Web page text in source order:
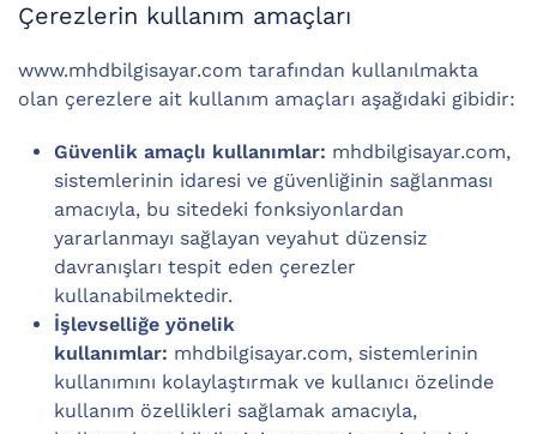
Çerezlerin kullanım amaçları
www.mhdbilgisayar.com tarafından kullanılmakta
olan çerezlere ait kullanım amaçları aşağıdaki gibidir:
Güvenlik amaçlı kullanımlar: mhdbilgisayar.com,
sistemlerinin idaresi ve güvenliğinin sağlanması
amacıyla, bu sitedeki fonksiyonlardan
yararlanmayı sağlayan veyahut düzensiz
davranışları tespit eden çerezler
kullanabilmektedir.
İşlevselliğe yönelik
kullanımlar: mhdbilgisayar.com, sistemlerinin
kullanımını kolaylaştırmak ve kullanıcı özelinde
kullanım özellikleri sağlamak amacıyla,